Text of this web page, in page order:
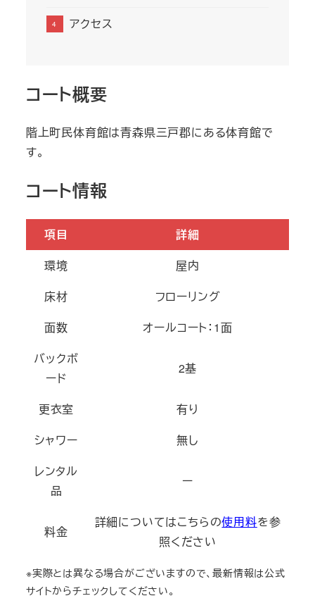
アクセス
コート概要
階上町民体育館は青森県三戸郡にある体育館で
す。
コート情報
項目
詳細
環境
屋内
床材
フローリング
面数
オールコート：1面
バックボ
ード
2基
更衣室
有り
シャワー
無し
レンタル
品
ー
料金
詳細についてはこちらの使用料を参
照ください
※実際とは異なる場合がございますので、最新情報は公式
サイトからチェックしてください。